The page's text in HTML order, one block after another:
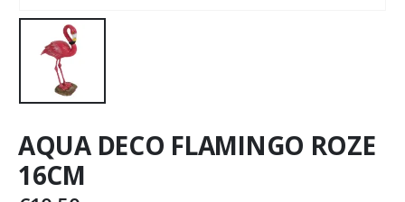
AQUA DECO FLAMINGO ROZE
16CM